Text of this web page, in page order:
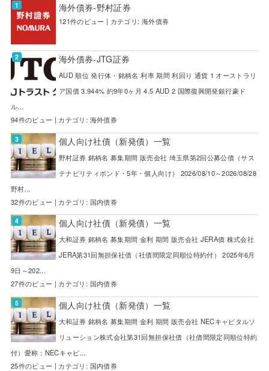
海外債券-野村証券
121件のビュー | カテゴリ: 海外債券
海外債券-JTG証券
AUD 順位 発行体・銘柄名 利率 期間 利回り 通貨 1 オーストラリ
ア国債 3.944% 約9年0ヶ月 4.5 AUD 2 国際復興開発銀行豪ド
ル...
94件のビュー | カテゴリ: 海外債券
個人向け社債（新発債）一覧
野村証券 銘柄名 募集期間 販売会社 埼玉県第2回公募公債（サス
テナビリティボンド・5年・個人向け） 2026/08/10～2026/08/28
野村...
32件のビュー | カテゴリ: 国内債券
個人向け社債（新発債）一覧
大和証券 銘柄名 募集期間 金利 期間 販売会社 JERA債 株式会社
JERA第31回無担保社債（社債間限定同順位特約付） 2025年6月
9日～202...
27件のビュー | カテゴリ: 国内債券
個人向け社債（新発債）一覧
大和証券 銘柄名 募集期間 金利 期間 販売会社 NECキャピタルソ
リューション株式会社第31回無担保社債（社債間限定同順位特約
付）愛称：NECキャピ...
25件のビュー | カテゴリ: 国内債券